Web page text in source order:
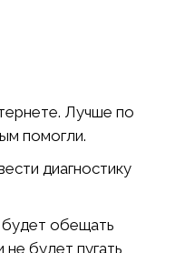
Лучше по
помогли.
диагностику
обещать
не будет пугать